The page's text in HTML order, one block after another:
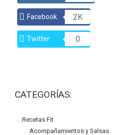
Facebook 2K
Twitter 0
CATEGORÍAS:
Recetas Fit
Acompañamientos y Salsas